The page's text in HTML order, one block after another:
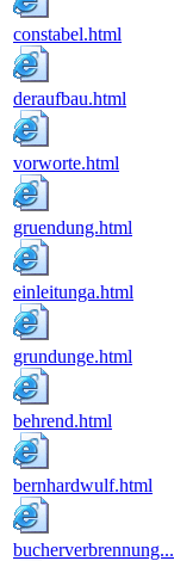
constabel.html
deraufbau.html
vorworte.html
gruendung.html
einleitunga.html
grundunge.html
behrend.html
bernhardwulf.html
bucherverbrennung...